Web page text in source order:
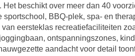
beschikt over meer dan 40
BBQ-plek, spa- en
eersteklas recreatiefaciliteiten
ontspanningszones,
aandacht voor detail